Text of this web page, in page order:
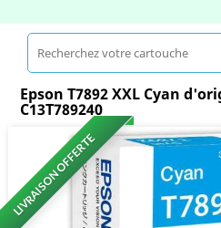
Epson T7892 XXL Cyan
C13T789240
LIVRAISON OFFERTE